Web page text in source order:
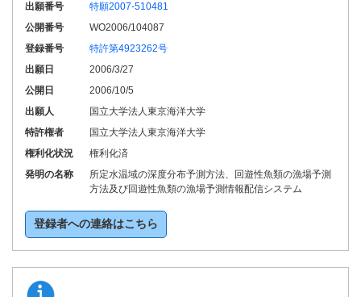
出願番号
特願2007-510481
公開番号
WO2006/104087
登録番号
特許第4923262号
出願日
2006/3/27
公開日
2006/10/5
出願人
国立大学法人東京海洋大学
特許権者
国立大学法人東京海洋大学
権利化状況
権利化済
発明の名称
所定水温域の深度分布予測方法、回遊性魚類の漁場予測
方法及び回遊性魚類の漁場予測情報配信システム
登録者への連絡はこちら